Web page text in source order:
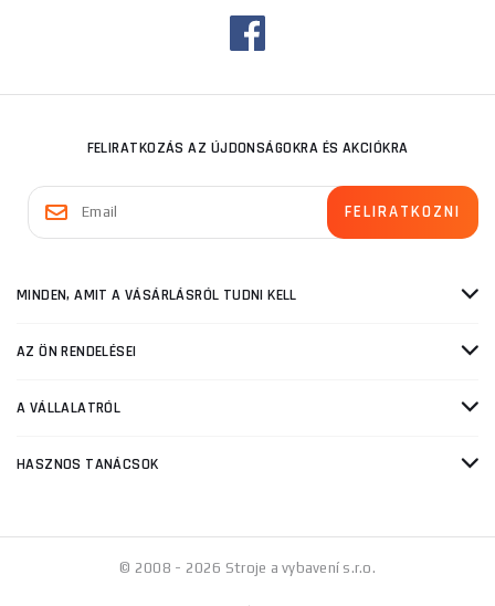
FELIRATKOZÁS AZ ÚJDONSÁGOKRA ÉS AKCIÓKRA
MINDEN, AMIT A VÁSÁRLÁSRÓL TUDNI KELL
AZ ÖN RENDELÉSEI
A VÁLLALATRÓL
HASZNOS TANÁCSOK
© 2008 - 2026 Stroje a vybavení s.r.o.